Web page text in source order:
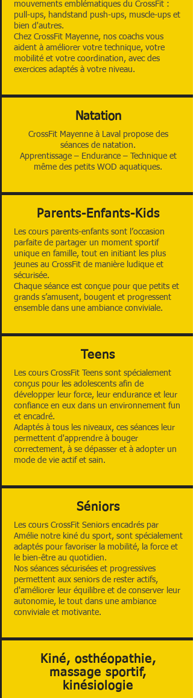
mouvements emblématiques du CrossFit :
pull-ups, handstand push-ups, muscle-ups et
bien d'autres.
Chez CrossFit Mayenne, nos coachs vous
aident à améliorer votre technique, votre
mobilité et votre coordination, avec des
exercices adaptés à votre niveau.
Natation
CrossFit Mayenne à Laval propose des
séances de natation.
Apprentissage – Endurance – Technique et
même des petits WOD aquatiques.
Parents-Enfants-Kids
Les cours parents-enfants sont l’occasion
parfaite de partager un moment sportif
unique en famille, tout en initiant les plus
jeunes au CrossFit de manière ludique et
sécurisée.
Chaque séance est conçue pour que petits et
grands s’amusent, bougent et progressent
ensemble dans une ambiance conviviale.
Teens
Les cours CrossFit Teens sont spécialement
conçus pour les adolescents afin de
développer leur force, leur endurance et leur
confiance en eux dans un environnement fun
et encadré.
Adaptés à tous les niveaux, ces séances leur
permettent d'apprendre à bouger
correctement, à se dépasser et à adopter un
mode de vie actif et sain.
Séniors
Les cours CrossFit Seniors encadrés par
Amélie notre kiné du sport, sont spécialement
adaptés pour favoriser la mobilité, la force et
le bien-être au quotidien.
Nos séances sécurisées et progressives
permettent aux seniors de rester actifs,
d'améliorer leur équilibre et de conserver leur
autonomie, le tout dans une ambiance
conviviale et motivante.
Kiné, osthéopathie,
massage sportif,
kinésiologie